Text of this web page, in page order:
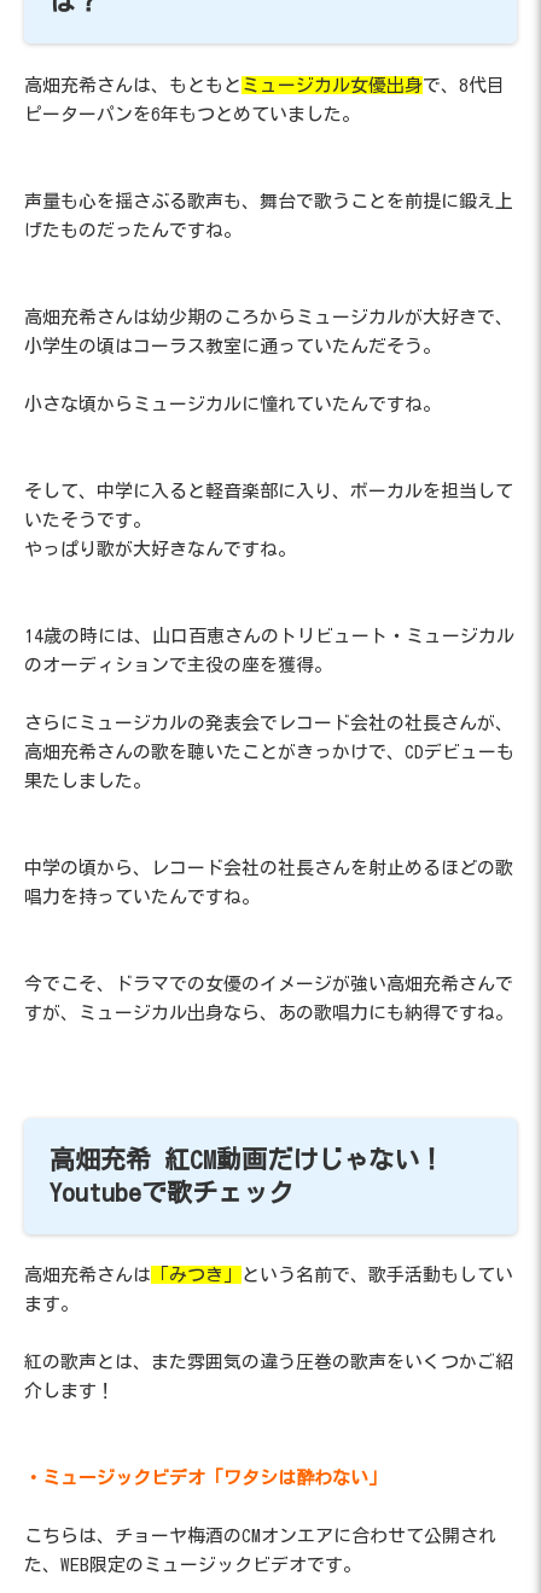
高畑充希さんは、もともと ミュージカル女優出身で、8代目
ピーターパンを6年もつとめていました。
声量も心を揺さぶる歌声も、舞台で歌うことを前提に鍛え上
げたものだったんですね。
高畑充希さんは幼少期のころからミュージカルが大好きで、
小学生の頃はコーラス教室に通っていたんだそう。
小さな頃からミュージカルに憧れていたんですね。
そして、中学に入ると軽音楽部に入り、ボーカルを担当して
いたそうです。
やっぱり歌が大好きなんですね。
14歳の時には、山口百恵さんのトリビュート・ミュージカル
のオーディションで主役の座を獲得。
さらにミュージカルの発表会でレコード会社の社長さんが、
高畑充希さんの歌を聴いたことがきっかけで、CDデビューも
果たしました。
中学の頃から、レコード会社の社長さんを射止めるほどの歌
唱力を持っていたんですね。
今でこそ、ドラマでの女優のイメージが強い高畑充希さんで
すが、ミュージカル出身なら、あの歌唱力にも納得ですね。
高畑充希 紅CM動画だけじゃない！
Youtubeで歌チェック
高畑充希さんは 「みつき」
という名前で、歌手活動もしてい
ます。
紅の歌声とは、また雰囲気の違う圧巻の歌声をいくつかご紹
介します！
・ミュージックビデオ「ワタシは酔わない」
こちらは、チョーヤ梅酒のCMオンエアに合わせて公開され
た、WEB限定のミュージックビデオです。